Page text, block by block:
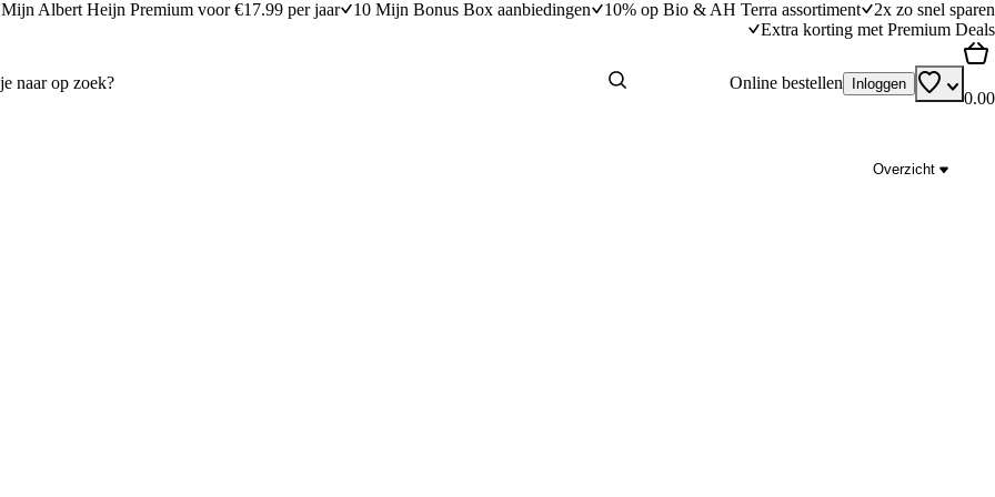
Mijn Albert Heijn Premium voor €17.99 per jaar 10 Mijn Bonus Box aanbiedingen 10% op Bio & AH Terra assortiment
2x zo snel sparen
Extra korting met Premium Deals
Online bestellen Inloggen
0.00
Overzicht